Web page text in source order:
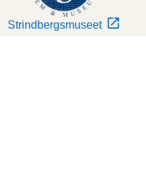
Strindbergsmuseet